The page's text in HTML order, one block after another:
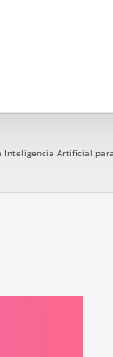
Inteligencia Artificial